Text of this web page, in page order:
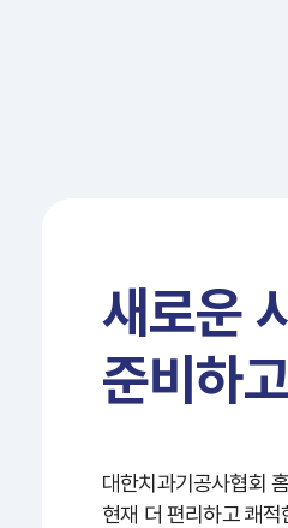
새로운
준비하
대한치과기공사협회
현재 더 편리하고 쾌